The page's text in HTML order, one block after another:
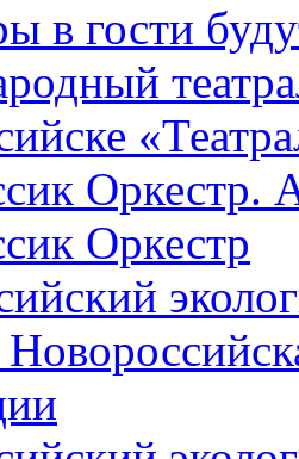
в гости
Оркестр.
Оркестр